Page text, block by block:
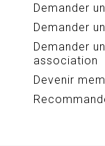
Demander
Demander
Demander
association
Devenir